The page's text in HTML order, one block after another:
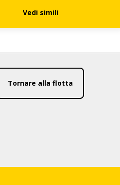
Vedi simili
Tornare alla flotta